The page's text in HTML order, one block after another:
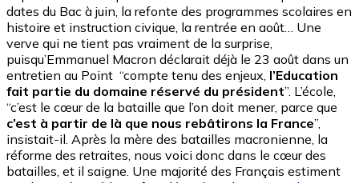
dates du Bac à juin, la refonte des programmes scolaires en
histoire et instruction civique, la rentrée en août… Une
verve qui ne tient pas vraiment de la surprise,
puisqu’Emmanuel Macron déclarait déjà le 23 août dans un
entretien au Point “compte tenu des enjeux, l’Education
fait partie du domaine réservé du président”. L’école,
“c’est le cœur de la bataille que l’on doit mener, parce que
c’est à partir de là que nous rebâtirons la France”,
insistait-il. Après la mère des batailles macronienne, la
réforme des retraites, nous voici donc dans le cœur des
batailles, et il saigne. Une majorité des Français estiment